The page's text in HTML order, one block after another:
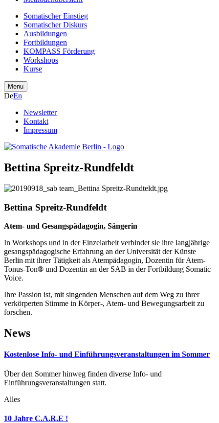
Somatischer Einstieg
Somatischer Diskurs
Ausbildungen
Fortbildungen
KOMPASS Förderung
Workshops
Kurse
Menu
DeEn
Newsletter
Kontakt
Impressum
Bettina Spreitz-Rundfeldt
Bettina Spreitz-Rundfeldt
Atem- und Gesangspädagogin, Sängerin
In Workshops und in der Einzelarbeit verbindet sie ihre langjährige
gesangspädagogische Erfahrung an der Universität der Künste
Berlin mit ihrer Tätigkeit als Atempädagogin, Dozentin für Atem-
Tonus-Ton® und Dozentin an der SAB in der Fortbildung Somatic
Voice.
Ihre Passion ist, mit singenden Menschen auf dem Weg zu ihrer
verkörperten Stimme in Körper-, Atem- und Bewegungsarbeit zu
forschen.
News
Kostenlose Info- und Einführungsveranstaltungen im Sommer
Über den Sommer hinweg finden diverse Info- und
Einführungsveranstaltungen statt.
Alles
10 Jahre C.A.R.E !